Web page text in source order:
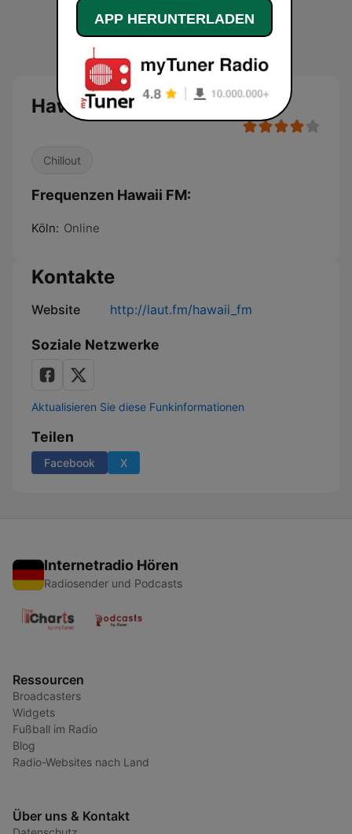
Hawaii FM Live
Chillout
Frequenzen Hawaii FM:
Köln: Online
Kontakte
Website http://laut.fm/hawaii_fm
Soziale Netzwerke
Aktualisieren Sie diese Funkinformationen
Teilen
Facebook X
Internetradio Hören
Radiosender und Podcasts
Ressourcen
Broadcasters
Widgets
Fußball im Radio
Blog
Radio-Websites nach Land
Über uns & Kontakt
APP HERUNTERLADEN